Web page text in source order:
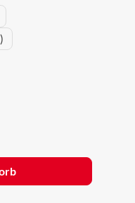
gewünschten